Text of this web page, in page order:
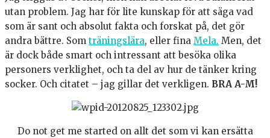
utan problem. Jag har för lite kunskap för att säga vad
som är sant och absolut fakta och forskat på, det gör
andra bättre. Som träningslära, eller fina Mela. Men, det
är dock både smart och intressant att besöka olika
personers verklighet, och ta del av hur de tänker kring
socker. Och citatet – jag gillar det verkligen. BRA A-M!
Do not get me started on allt det som vi kan ersätta